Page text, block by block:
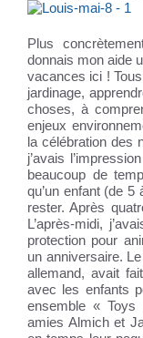
Plus
donnais mon aide
vacances ici !
jardinage,
choses, à
enjeux
la célébration des
j’avais
beaucoup de
qu’un enfant (de 5
rester. Après
L’après-midi,
protection pour
un anniversaire.
allemand, avait
avec les enfants
ensemble «
amies Almich et